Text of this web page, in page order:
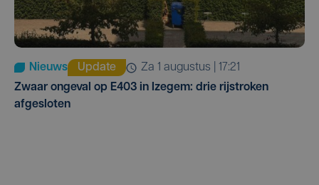
Nieuws Update
za 1 augustus | 17:21
Zwaar ongeval op E403 in Izegem: drie rijstroken
afgesloten